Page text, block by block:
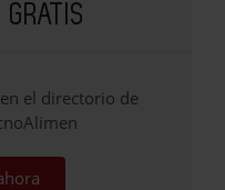
el directorio de